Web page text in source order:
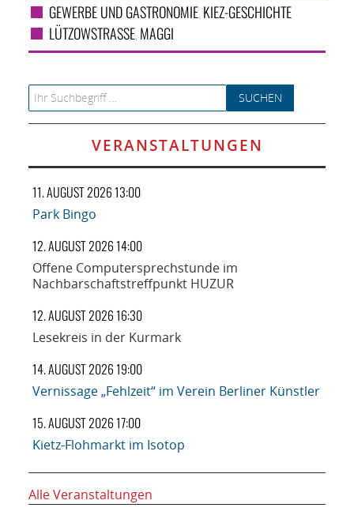
GEWERBE UND GASTRONOMIE, KIEZ-GESCHICHTE
LÜTZOWSTRASSE , MAGGI
Search for:
VERANSTALTUNGEN
11. AUGUST 2026 13:00
Park Bingo
12. AUGUST 2026 14:00
Offene Computersprechstunde im
Nachbarschaftstreffpunkt HUZUR
12. AUGUST 2026 16:30
Lesekreis in der Kurmark
14. AUGUST 2026 19:00
Vernissage „Fehlzeit“ im Verein Berliner Künstler
15. AUGUST 2026 17:00
Kietz-Flohmarkt im Isotop
Alle Veranstaltungen